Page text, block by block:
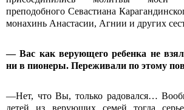
преподобного Севастиана
монахинь Анастасии, Агнии и других
— Вас как верующего ребенка не
ни в пионеры. Переживали по этому
—Нет, что Вы, только радовался…
детей из верующих семей тогда